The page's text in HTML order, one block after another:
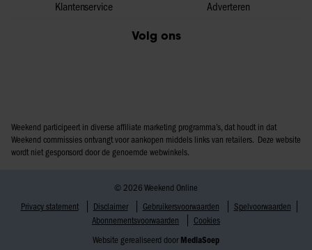
Klantenservice
Adverteren
Volg ons
Weekend participeert in diverse affiliate marketing programma’s, dat houdt in dat
Weekend commissies ontvangt voor aankopen middels links van retailers. Deze website
wordt niet gesponsord door de genoemde webwinkels.
© 2026 Weekend Online
Privacy statement
Disclaimer Gebruikersvoorwaarden
Spelvoorwaarden
Abonnementsvoorwaarden
Cookies
Website gerealiseerd door MediaSoep